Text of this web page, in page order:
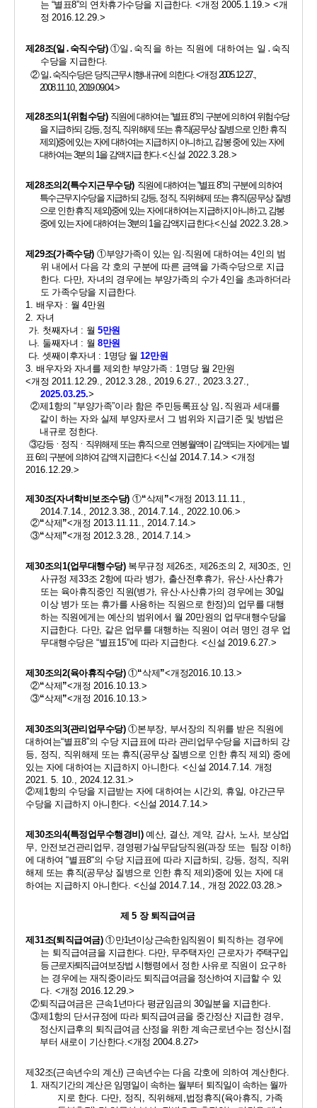
는 “별표8”의 연차휴가수당을 지급한다. <개정 2005.1.19.> <개
정 2016.12.29.>
제28조(일 ․ 숙직수당) ①일 ․ 숙직을 하는 직원에 대하여는 일 ․ 숙직
수당을 지급한다.
② 일․ 숙직수당은 당직근무시행내규에 의한다. <개정 2005.12.27.,
2008.11.10., 2019.09.04.>
제28조의1(위험수당) 직원에 대하여는 “별표 8”의 구분에 의하여 위험수당
을 지급하되 강등, 정직 직위해제 또는 휴직(공무상 질병으로 인한 휴직
제외)중에 있는 자에 대하여는 지급하지 아니하고 감봉 중에 있는 자에
대하여는 3분의 1을 감액지급 한다. <신설 2022.3.28.>
제28조의2(특수지근무수당) 직원에 대하여는 “별표 8”의 구분에 의하여
특수근무지수당을 지급하되 강등, 정직 직위해제 또는 휴직(공무상 질병
으로 인한 휴직 제외)중에 있는 자에 대하여는 지급하지 아니하고 감봉
중에 있는 자에 대하여는 3분의 1을 감액지급 한다.<신설 2022.3.28.>
제29조(가족수당) ①부양가족이 있는 임 ·직원에 대하여는 4인의 범
위 내에서 다음 각 호의 구분에 따른 금액을 가족수당으로 지급
한다. 다만, 자녀의 경우에는 부양가족의 수가 4인을 초과하더라
도 가족수당을 지급한다.
1. 배우자 : 월 4만원
2. 자녀
가. 첫째자녀 : 월 5만원
나. 둘째자녀 : 월 8만원
다. 셋째이후자녀 : 1 명당 월 12만원
3. 배우자와 자녀를 제외한 부양가족 : 1 명당 월 2만원
<개정
2025.03.25.>
②제 1 항의 “부양가족”이라 함은 주민등록표상 임 ․ 직원과 세대를
같이 하는 자와 실제 부양자로서 그 범위와 지급기준 및 방법은
내규로 정한다.
③강등ㆍ정직ㆍ직위해제 또는 휴직으로 연봉월액이 감액되는 자에게는 별
표 6의 구분에 의하여 감액 지급한다. <신설 2014.7.14.> <
2016.12.29.>
제30조(자녀학비보조수당) ①“삭제 ”<개정 2013.11.11.,
2014.7.14., 2012.3.38., 2014.7.14., 2022.10.06.>
②“삭제”<개정 2013.11.11., 2014.7.14.>
③“삭제”<개정 2012.3.28., 2014.7.14.>
제30조의1(업무대행수당) 복무규정 제26조 제26조의 2, 제30조
인
사규정 제33조 2항에 따라 병가, 출산전후휴가, 유산·사산휴가
또는 육아휴직중인 직원(병가, 유산·사산휴가의 경우에는 30일
이상 병가 또는 휴가를 사용하는 직원으로 한정)의 업무를 대행
하는 직원에게는 예산의 범위에서 월 20만원의 업무대행수당을
지급한다. 다만, 같은 업무를 대행하는 직원이 여러 명인 경우 업
무대행수당은 “별표15”에 따라 지급한다. <신설 2019.6.27.>
제30조의2(육아휴직수당) ①“삭제”<개정2016.10.13.>
②“삭제”<개정 2016.10.13.>
③“삭제”<개정 2016.10.13.>
제30조의3(관리업무수당) ①본부장, 부서장의 직위를 받은 직원에
대하여는“별표8”의 수당 지급표에 따라 관리업무수당을 지급하되 강
등
정직 직위해제 또는 휴직(공무상 질병으로 인한 휴직 제외) 중에
있는 자에 대하여는 지급하지 아니한다. <신설 2014.7.14.
2021. 5. 10., 2024.12.31.>
②제 1 항의 수당을 지급받는 자에 대하여는 시간외 휴일
야간근무
수당을 지급하지 아니한다. <신설 2014.7.14.>
제30조의4(특정업무수행경비) 예산, 결산, 계약, 감사, 노사, 보상업
무
안전보건관리업무 경영평가실무담당직원(과장 또는  팀장 이하)
에 대하여 “별표8“의 수당 지급표에 따라 지급하되 강등 정직
직위
해제 또는 휴직(공무상 질병으로 인한 휴직 제외)중에 있는 자에 대
하여는 지급하지 아니한다. <신설 2014.7.14., 개정 2022.03.28.>
제 5 장 퇴직급여금
제31조(퇴직급여금) ① 만1년이상 근속한 임직원이 퇴직하는 경우에
는 퇴직 급여금을 지급한다. 다만, 무주택자인 근로자가 주택구입
등 근로자퇴직급여보장법 시행령에서 정한 사유로 직원이 요구하
는 경우에는 재직중이라도 퇴직급여금을 정산하여 지급할 수 있
다. <개정 2016.12.29.>
②퇴직급여금은 근속1 년마다 평균임금의 30일분을 지급한다.
③제 1 항의 단서규정에 따라 퇴직급여금을 중간정산 지급한 경우
정산지급후의 퇴직급여금 산정을 위한 계속근로년수는 정산시점
부터 새로이 기산한다.<개정 2004.8.27>
제32조(근속년수의 계산) 근속년수는 다음 각호에 의하여 계산한다
1. 재직기간의 계산은 임명일이 속하는 월부터 퇴직일이 속하는 월까
지로 한다. 다만, 정직 직위해제 법정휴직(육아휴직
가족